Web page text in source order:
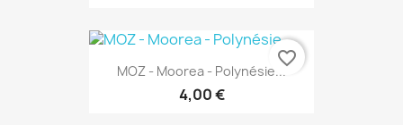
MOZ - Moorea - Polynésie...
4,00 €
favorite_border